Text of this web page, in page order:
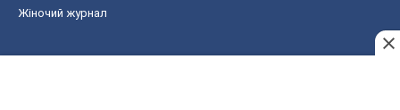
Жіночий журнал